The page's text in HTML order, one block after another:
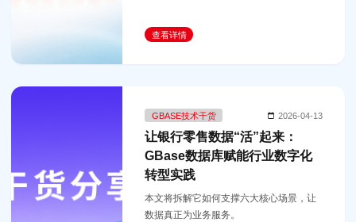
查看详情
GBASE技术干货 2026-04-13
让银行零售数据“活”起来：
GBase数据库赋能行业数字化
转型实践
本文将拆解它如何支撑六大核心场景，让
数据真正为业务服务。